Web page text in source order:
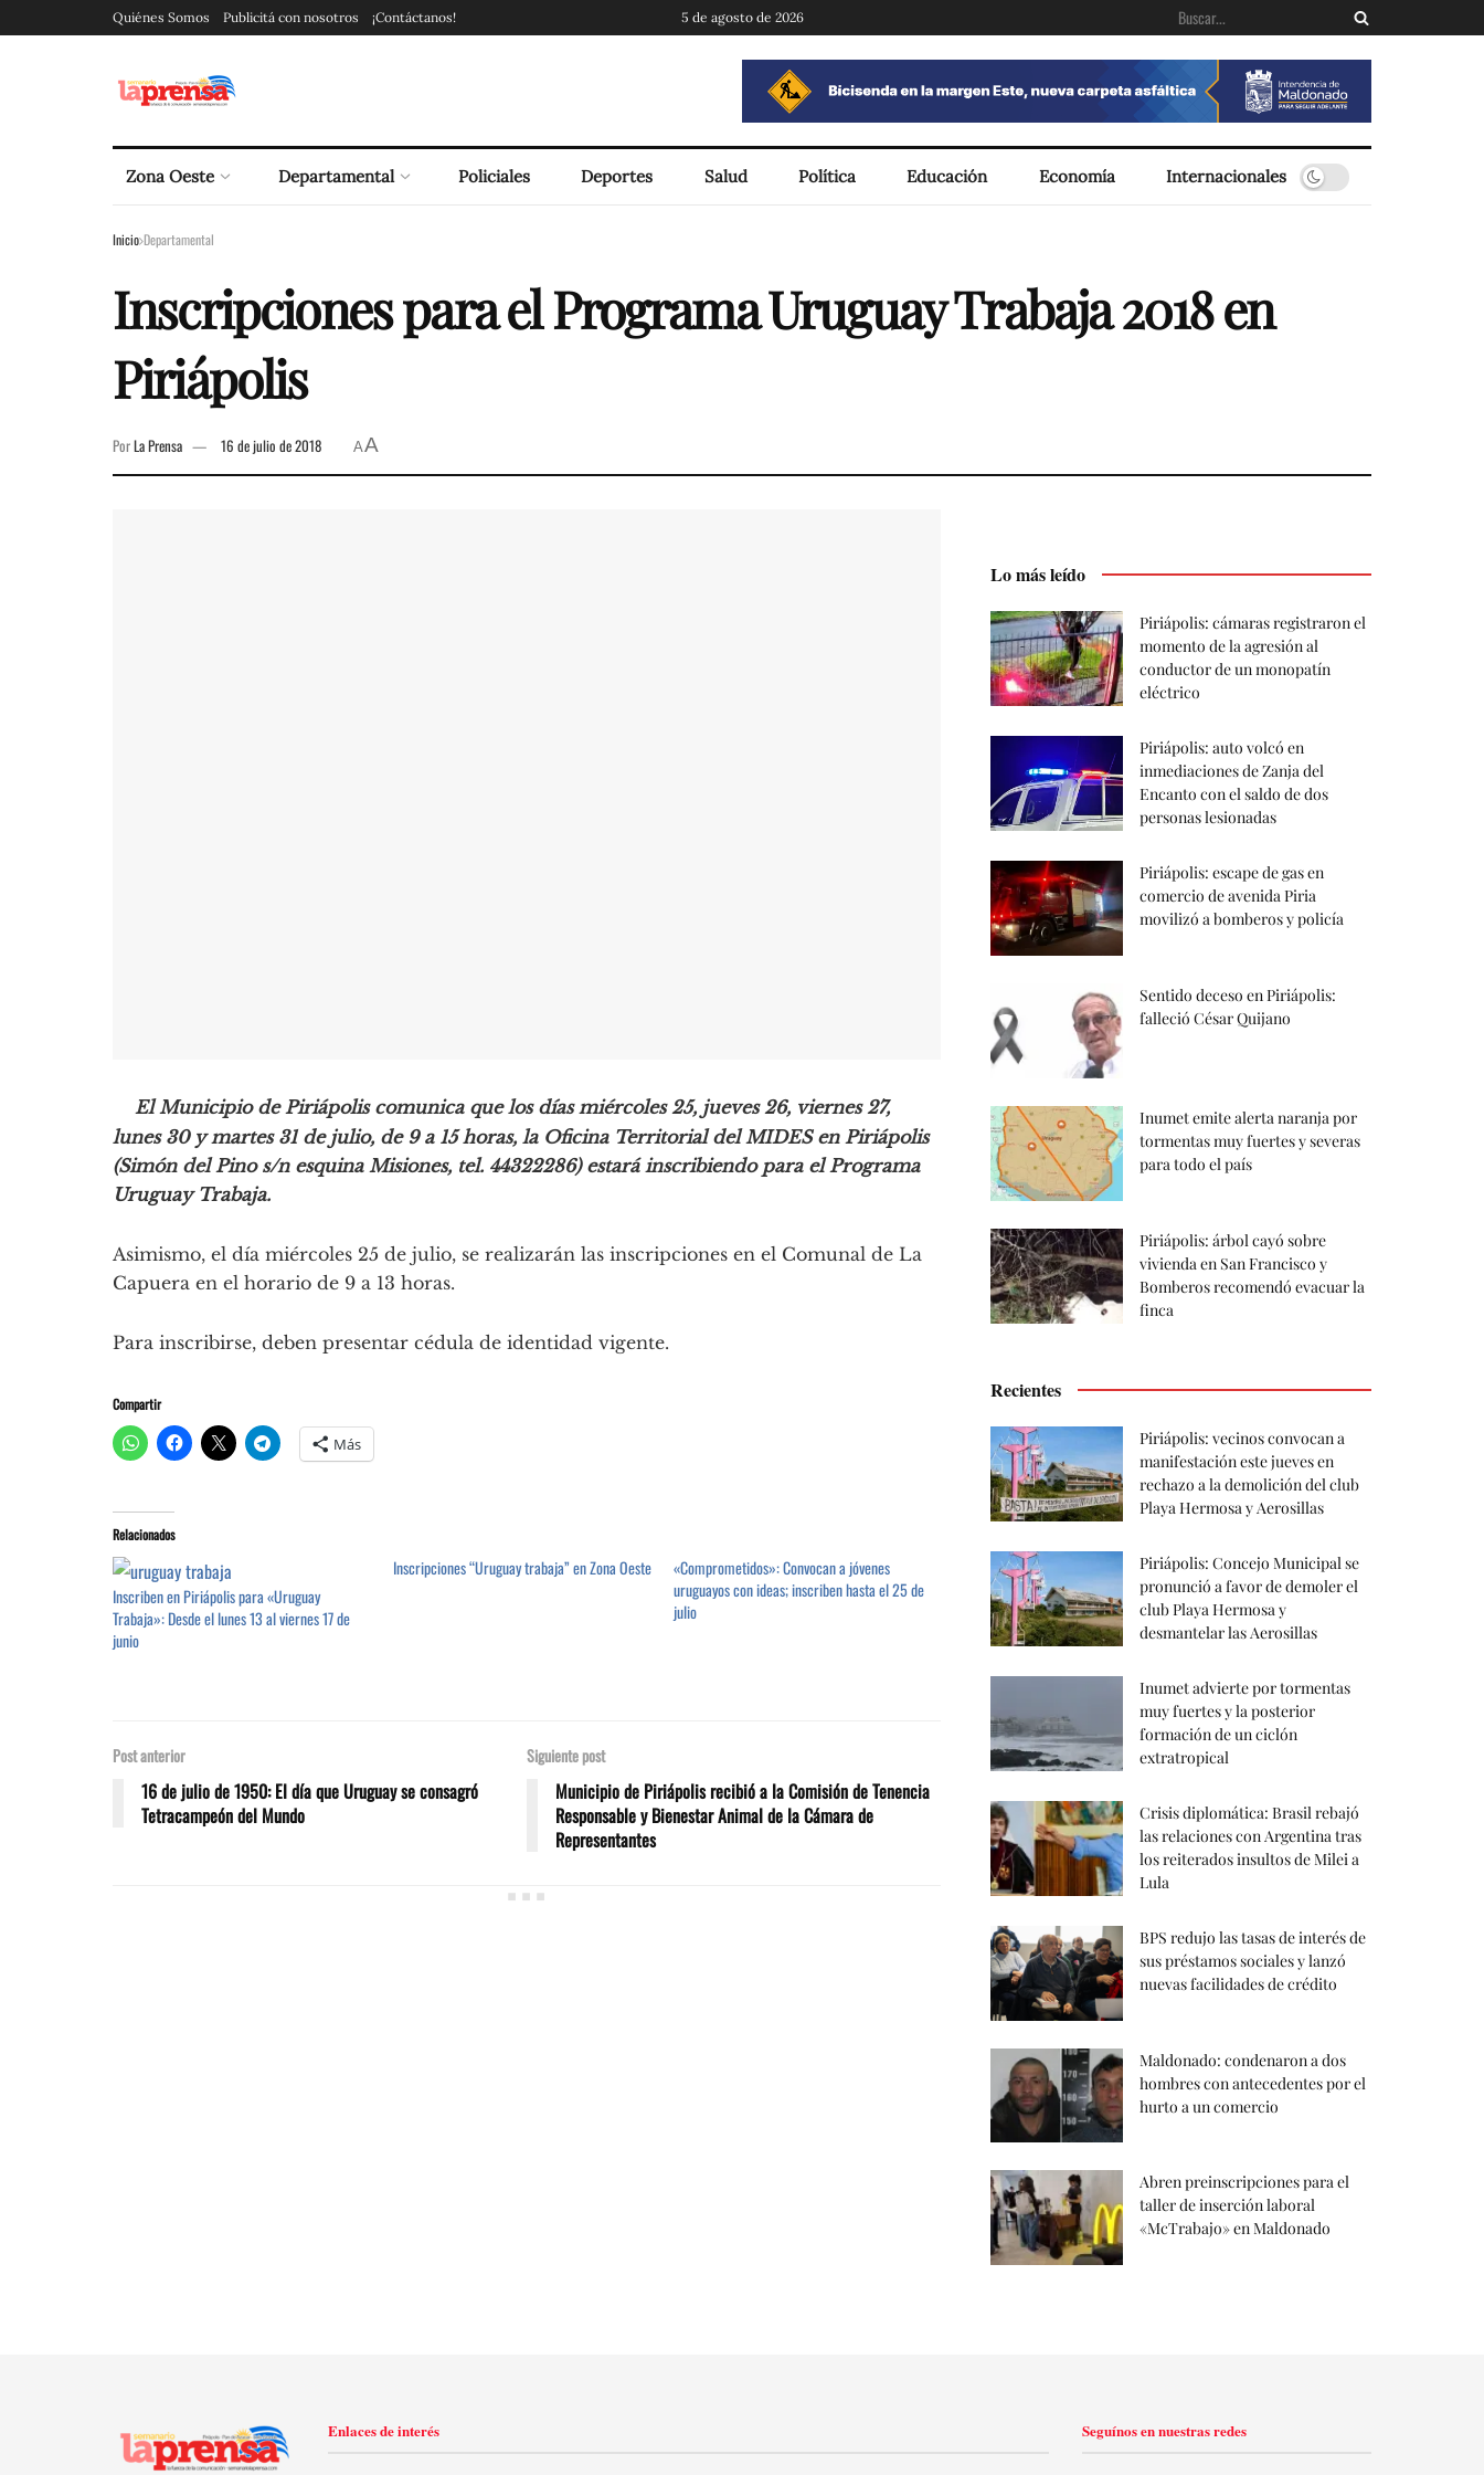
Quiénes Somos Publicitá con nosotros ¡Contáctanos! 5 de agosto de 2026
Zona Oeste Departamental Policiales Deportes Salud Política Educación Economía Internacionales
Inicio Departamental
Inscripciones para el Programa Uruguay Trabaja 2018 en
Piriápolis
PorLa Prensa 16 de julio de 2018 AA
El Municipio de Piriápolis comunica que los días miércoles 25, jueves 26, viernes 27,
lunes 30 y martes 31 de julio, de 9 a 15 horas, la Oficina Territorial del MIDES en Piriápolis
(Simón del Pino s/n esquina Misiones, tel. 44322286) estará inscribiendo para el Programa
Uruguay Trabaja.
Asimismo, el día miércoles 25 de julio, se realizarán las inscripciones en el Comunal de La
Capuera en el horario de 9 a 13 horas.
Para inscribirse, deben presentar cédula de identidad vigente.
Compartir
Más
Relacionados
Inscriben en Piriápolis para «Uruguay
Trabaja»: Desde el lunes 13 al viernes 17 de
junio
Inscripciones “Uruguay trabaja” en Zona Oeste
«Comprometidos»: Convocan a jóvenes
uruguayos con ideas; inscriben hasta el 25 de
julio
Post anterior
16 de julio de 1950: El día que Uruguay se consagró
Tetracampeón del Mundo
Siguiente post
Municipio de Piriápolis recibió a la Comisión de Tenencia
Responsable y Bienestar Animal de la Cámara de
Representantes
Lo más leído
Piriápolis: cámaras registraron el
momento de la agresión al
conductor de un monopatín
eléctrico
Piriápolis: auto volcó en
inmediaciones de Zanja del
Encanto con el saldo de dos
personas lesionadas
Piriápolis: escape de gas en
comercio de avenida Piria
movilizó a bomberos y policía
Sentido deceso en Piriápolis:
falleció César Quijano
Inumet emite alerta naranja por
tormentas muy fuertes y severas
para todo el país
Piriápolis: árbol cayó sobre
vivienda en San Francisco y
Bomberos recomendó evacuar la
finca
Recientes
Piriápolis: vecinos convocan a
manifestación este jueves en
rechazo a la demolición del club
Playa Hermosa y Aerosillas
Piriápolis: Concejo Municipal se
pronunció a favor de demoler el
club Playa Hermosa y
desmantelar las Aerosillas
Inumet advierte por tormentas
muy fuertes y la posterior
formación de un ciclón
extratropical
Crisis diplomática: Brasil rebajó
las relaciones con Argentina tras
los reiterados insultos de Milei a
Lula
BPS redujo las tasas de interés de
sus préstamos sociales y lanzó
nuevas facilidades de crédito
Maldonado: condenaron a dos
hombres con antecedentes por el
hurto a un comercio
Abren preinscripciones para el
taller de inserción laboral
«McTrabajo» en Maldonado
Enlaces de interés Seguínos en nuestras redes